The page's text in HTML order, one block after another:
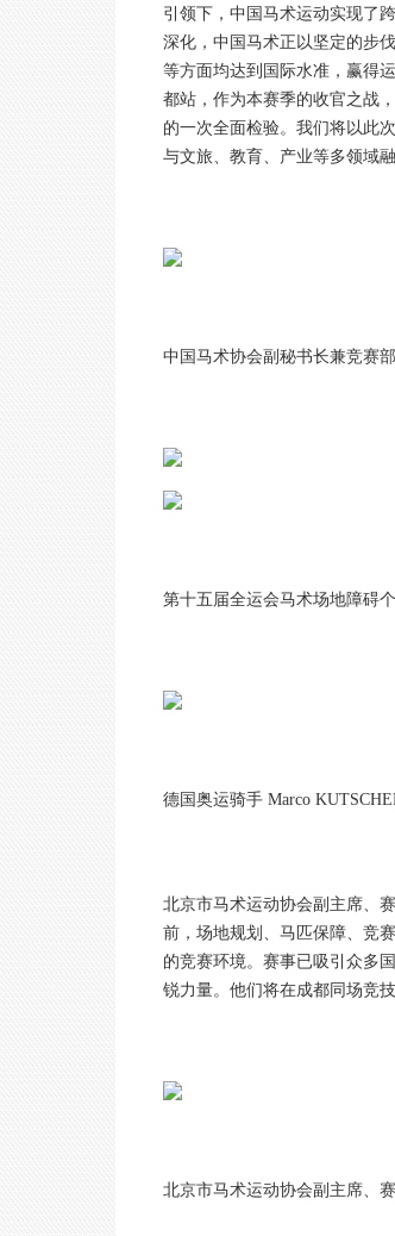
引领下，中国马术运动实现了
深化，中国马术正以坚定的步
等方面均达到国际水准，赢得
都站，作为本赛季的收官之战
的一次全面检验。我们将以此
与文旅、教育、产业等多领域
中国马术协会副秘书长兼竞赛
第十五届全运会马术场地障碍
德国奥运骑手 Marco
北京市马术运动协会副主席、
前，场地规划、马匹保障、竞
的竞赛环境。赛事已吸引众多
锐力量。他们将在成都同场竞
北京市马术运动协会副主席、